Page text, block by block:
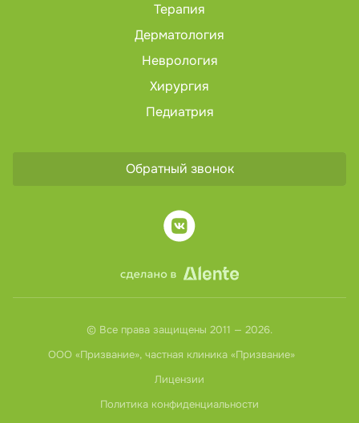
Терапия
Дерматология
Неврология
Хирургия
Педиатрия
Обратный звонок
© Все права защищены 2011 — 2026.
ООО «Призвание», частная клиника «Призвание»
Лицензии
Политика конфиденциальности